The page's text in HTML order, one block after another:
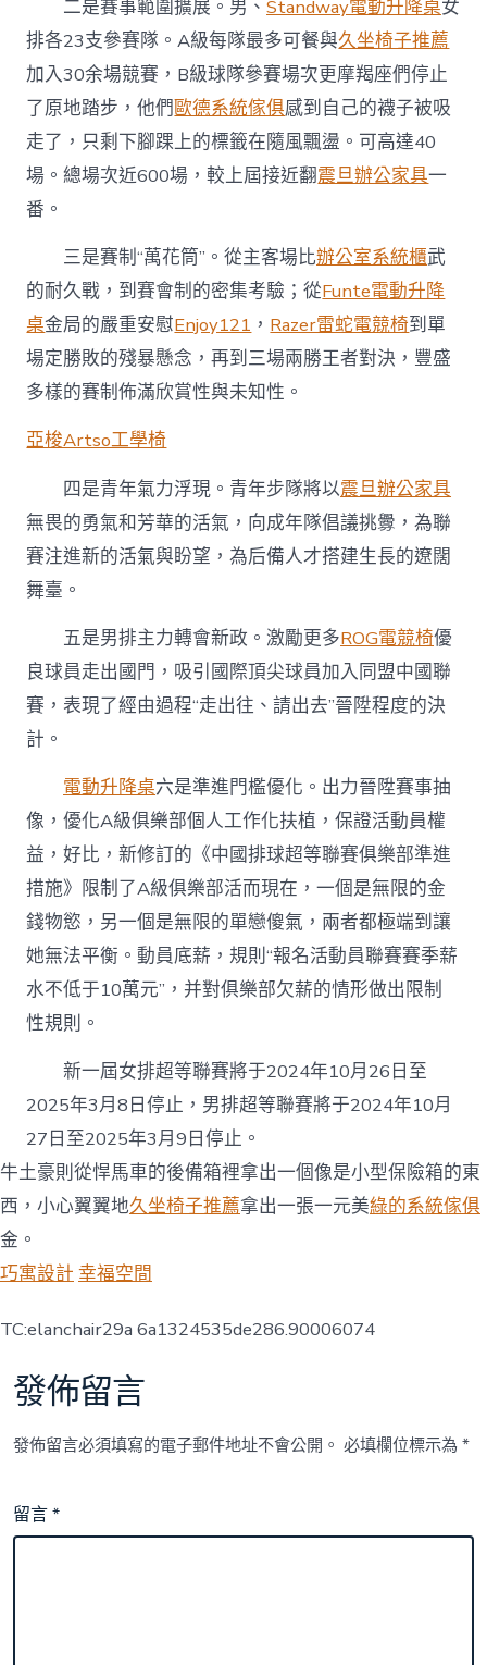
二是賽事範圍擴展。男、Standway電動升降桌女
排各23支參賽隊。A級每隊最多可餐與久坐椅子推薦
加入30余場競賽，B級球隊參賽場次更摩羯座們停止
了原地踏步，他們歐德系統傢俱感到自己的襪子被吸
走了，只剩下腳踝上的標籤在隨風飄盪。可高達40
場。總場次近600場，較上屆接近翻震旦辦公家具一
番。
三是賽制“萬花筒”。從主客場比辦公室系統櫃武
的耐久戰，到賽會制的密集考驗；從Funte電動升降
桌金局的嚴重安慰Enjoy121 ， Razer雷蛇電競椅到單
場定勝敗的殘暴懸念，再到三場兩勝王者對決，豐盛
多樣的賽制佈滿欣賞性與未知性。
亞梭Artso工學椅
四是青年氣力浮現。青年步隊將以震旦辦公家具
無畏的勇氣和芳華的活氣，向成年隊倡議挑釁，為聯
賽注進新的活氣與盼望，為后備人才搭建生長的遼闊
舞臺。
五是男排主力轉會新政。激勵更多ROG電競椅優
良球員走出國門，吸引國際頂尖球員加入同盟中國聯
賽，表現了經由過程“走出往、請出去”晉陞程度的決
計。
電動升降桌六是準進門檻優化。出力晉陞賽事抽
像，優化A級俱樂部個人工作化扶植，保證活動員權
益，好比，新修訂的《中國排球超等聯賽俱樂部準進
措施》限制了A級俱樂部活而現在，一個是無限的金
錢物慾，另一個是無限的單戀傻氣，兩者都極端到讓
她無法平衡。動員底薪，規則“報名活動員聯賽賽季薪
水不低于10萬元”，并對俱樂部欠薪的情形做出限制
性規則。
新一屆女排超等聯賽將于2024年10月26日至
2025年3月8日停止，男排超等聯賽將于2024年10月
27日至2025年3月9日停止。
牛土豪則從悍馬車的後備箱裡拿出一個像是小型保險箱的東
西，小心翼翼地久坐椅子推薦拿出一張一元美綠的系統傢俱
金。
巧寓設計 幸福空間
TC:elanchair29a 6a1324535de286.90006074
發佈留言
發佈留言必須填寫的電子郵件地址不會公開。 必填欄位標示為*
留言*